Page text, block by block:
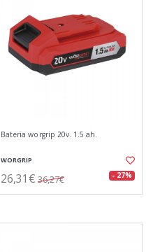
Bateria worgrip 20v. 1.5 ah.
WORGRIP
26,31€ 36,27€ - 27%